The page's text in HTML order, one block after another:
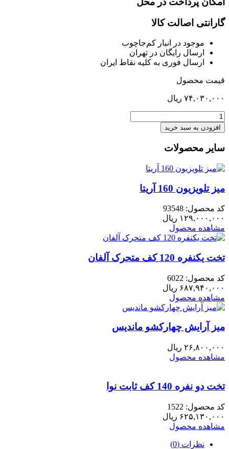
گارانتی اصالت کالا
موجود در انبار کم‌‌جاچوب
ارسال رایگان در تهران
ارسال فوری به کلیه نقاط ایران
قیمت محصول
۷۴,۰۳۰,۰۰۰ ریال
آینه
چهارگوش
ورونیکا
نما
براق
عدد
افزودن به سبد خرید
سایر محصولات
میز تلویزیون 160 آریتا
کد محصول: 93548
۱۲۹,۰۰۰,۰۰۰ ریال
مشاهده محصول
تخت یکنفره 120 کف متحرک آلفان
کد محصول: 6022
۶۸۷,۹۴۰,۰۰۰ ریال
مشاهده محصول
میز آرایش چهارکشو ماندیس
۲۶,۸۰۰,۰۰۰ ریال
مشاهده محصول
تخت دو نفره 140 کف ثابت نوا
کد محصول: 1522
۶۲۵,۱۳۰,۰۰۰ ریال
مشاهده محصول
نظرات (0)